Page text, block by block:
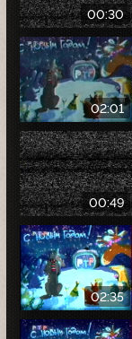
00:30
02:01
00:49
02:35